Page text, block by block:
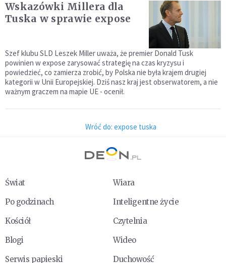
Wskazówki Millera dla
Tuska w sprawie expose
Szef klubu SLD Leszek Miller uważa, że premier Donald Tusk
powinien w expose zarysować strategię na czas kryzysu i
powiedzieć, co zamierza zrobić, by Polska nie była krajem drugiej
kategorii w Unii Europejskiej. Dziś nasz kraj jest obserwatorem, a nie
ważnym graczem na mapie UE - ocenił.
Wróć do: expose tuska
Świat
Wiara
Po godzinach
Inteligentne życie
Kościół
Czytelnia
Blogi
Wideo
Serwis papieski
Duchowość